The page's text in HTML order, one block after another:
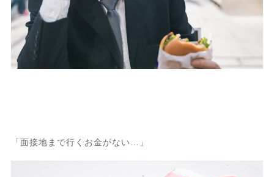
「面接地まで行くお金がない…」